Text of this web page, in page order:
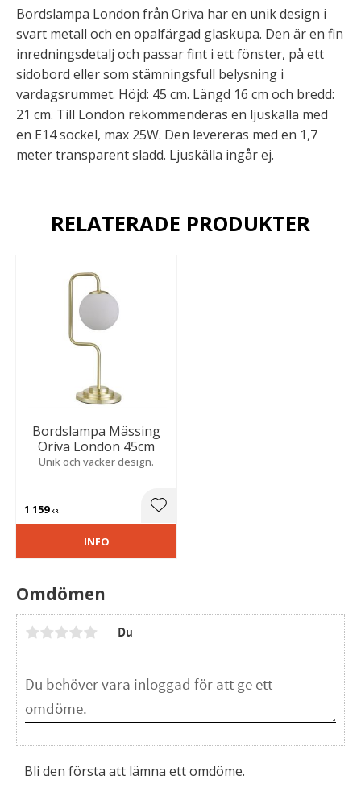
Bordslampa London från Oriva har en unik design i
svart metall och en opalfärgad glaskupa. Den är en fin
inredningsdetalj och passar fint i ett fönster, på ett
sidobord eller som stämningsfull belysning i
vardagsrummet. Höjd: 45 cm. Längd 16 cm och bredd:
21 cm. Till London rekommenderas en ljuskälla med
en E14 sockel, max 25W. Den levereras med en 1,7
meter transparent sladd. Ljuskälla ingår ej.
Omdömen
Du
Bli den första att lämna ett omdöme.
RELATERADE PRODUKTER
Bordslampa Mässing
Oriva London 45cm
Unik och vacker design.
1 159KR Lägg till i favoriter
INFO